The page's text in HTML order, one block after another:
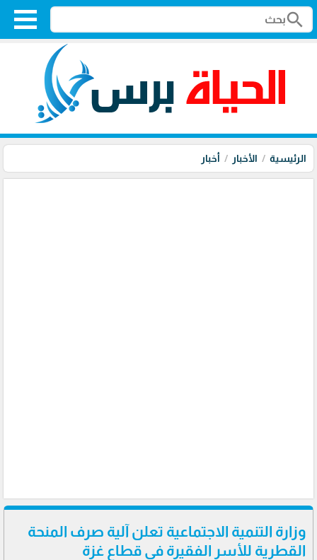
search
الرئيسية الأخبار أخبار
وزارة التنمية الاجتماعية تعلن آلية صرف المنحة
القطرية للأسر الفقيرة في قطاع غزة